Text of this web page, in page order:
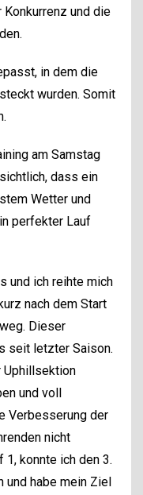
und die
in dem die
wurden. Somit
am Samstag
dass ein
Wetter und
perfekter Lauf
und ich reihte mich
nach dem Start
Dieser
seit letzter Saison.
Uphillsektion
und voll
Verbesserung der
nicht
konnte ich den 3.
und habe mein Ziel